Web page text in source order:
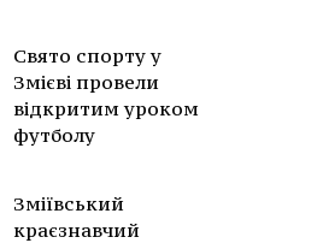
Свято спорту у
Змієві провели
відкритим уроком
футболу
Зміївський
краєзнавчий